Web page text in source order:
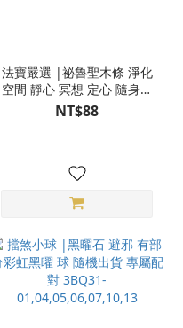
法寶嚴選 |祕魯聖木條 淨化
空間 靜心 冥想 定心 隨身攜
帶 能量 2入 體驗組
M24DX32002
NT$88